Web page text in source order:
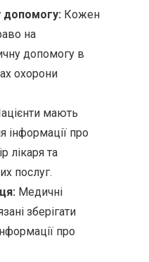
допомогу: Кожен
на
допомогу в
охорони
мають
інформації про
лікаря та
послуг.
Медичні
зберігати
про